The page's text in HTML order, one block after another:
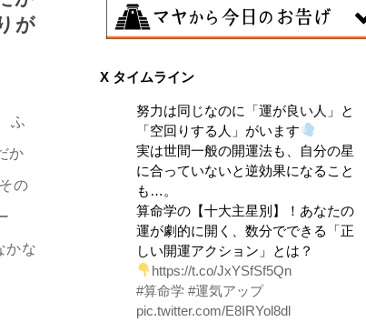
が
ふ
か
の
かな
大きくエネルギーを放出する日。日々の活
力をため込んで、自分の目標に向かって、
一気に解き放ちましょう。
X タイムライン
努力は同じなのに「運が良い人」と
「空回りする人」がいます
実は世間一般の開運法も、自分の星
に合っていないと逆効果になること
も…。
算命学の【十大主星別】！あなたの
運が劇的に開く、数分でできる「正
しい開運アクション」とは？
https://t.co/JxYSfSf5Qn
#算命学 #運気アップ
pic.twitter.com/E8IRYol8dl